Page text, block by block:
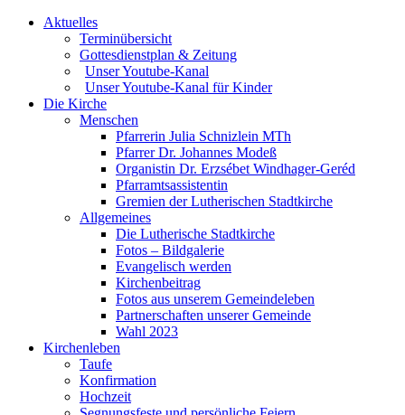
Aktuelles
Terminübersicht
Gottesdienstplan & Zeitung
Unser Youtube-Kanal
Unser Youtube-Kanal für Kinder
Die Kirche
Menschen
Pfarrerin Julia Schnizlein MTh
Pfarrer Dr. Johannes Modeß
Organistin Dr. Erzsébet Windhager-Geréd
Pfarramtsassistentin
Gremien der Lutherischen Stadtkirche
Allgemeines
Die Lutherische Stadtkirche
Fotos – Bildgalerie
Evangelisch werden
Kirchenbeitrag
Fotos aus unserem Gemeindeleben
Partnerschaften unserer Gemeinde
Wahl 2023
Kirchenleben
Taufe
Konfirmation
Hochzeit